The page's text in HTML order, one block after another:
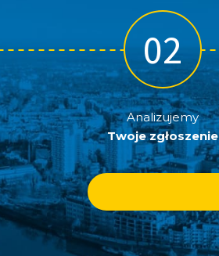
Analizujemy
Twoje zgłoszenie